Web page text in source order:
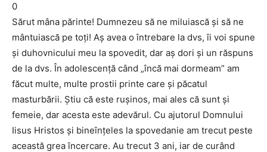
0
Sărut mâna părinte! Dumnezeu să ne miluiască și să ne
mântuiască pe toți! Aș avea o întrebare la dvs, îi voi spune
și duhovnicului meu la spovedit, dar aș dori și un răspuns
de la dvs. În adolescență când „încă mai dormeam” am
făcut multe, multe prostii printe care și păcatul
masturbării. Știu că este rușinos, mai ales că sunt și
femeie, dar acesta este adevărul. Cu ajutorul Domnului
Iisus Hristos și bineînțeles la spovedanie am trecut peste
această grea încercare. Au trecut 3 ani, iar de curând